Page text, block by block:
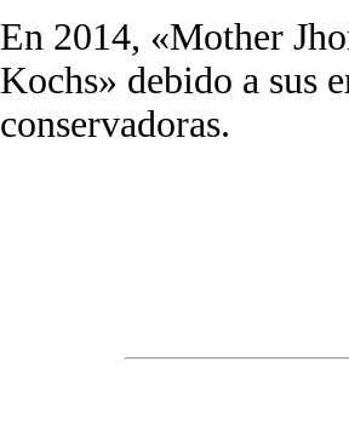
En 2014, «Mother
Kochs» debido a sus
conservadoras.